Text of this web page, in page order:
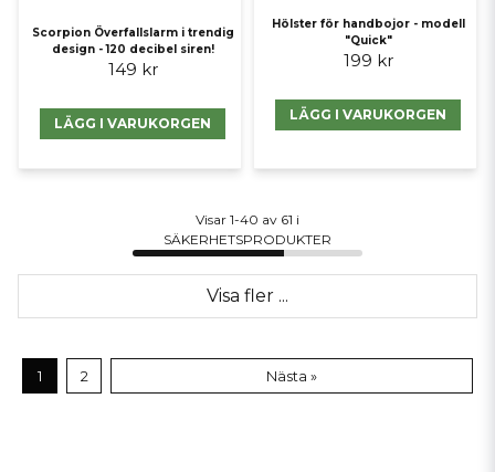
Scorpion Överfallslarm i trendig
design - 120 decibel siren!
149 kr
LÄGG I VARUKORGEN
Hölster för handbojor - modell
"Quick"
199 kr
LÄGG I VARUKORGEN
Visar 1-40 av 61 i
SÄKERHETSPRODUKTER
Visa fler ...
1 2 Nästa »